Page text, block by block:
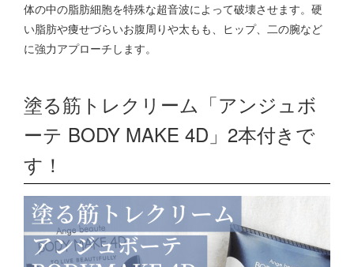
体の中の脂肪細胞を特殊な超音波によって破壊させます。硬
い脂肪や痩せづらいお腹周りや太もも、ヒップ、二の腕など
に強力アプローチします。
塗る筋トレクリーム「アンジュボ
ーテ BODY MAKE 4D」2本付きで
す！